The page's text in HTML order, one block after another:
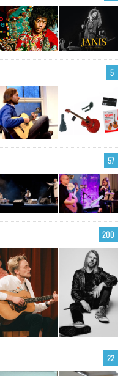
5
57
200
22